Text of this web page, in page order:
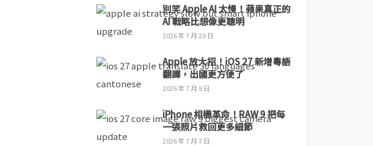
別笑 Apple AI 太慢！蘋果真正的
AI 戰略比想像更聰明
2026 年 7 月 20 日
Apple 放大招！iOS 27 新增粵語
翻譯，出國更方便了
2026 年 7 月 9 日
iPhone 相機革命！RAW 9 把每
一張照片救回更多細節
2026 年 7 月 7 日